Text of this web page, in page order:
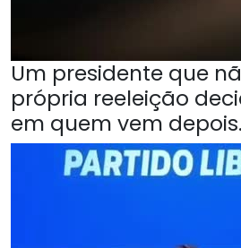
Um presidente que
própria reeleição
em quem vem depois.